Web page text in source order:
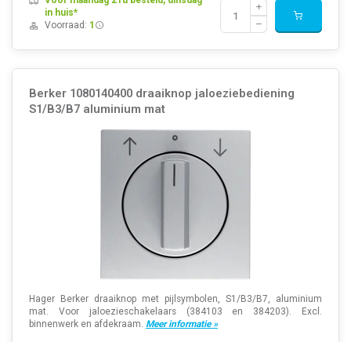
in huis*
Voorraad: 1
Berker 1080140400 draaiknop jaloeziebediening
S1/B3/B7 aluminium mat
Hager Berker draaiknop met pijlsymbolen, S1/B3/B7, aluminium
mat. Voor jaloezieschakelaars (384103 en 384203). Excl.
binnenwerk en afdekraam. Meer informatie »